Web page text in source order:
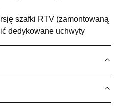
EXPO
szafki RTV (zamontowaną
dedykowane uchwyty